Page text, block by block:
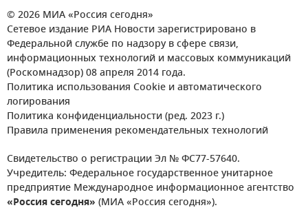
© 2026 МИА «Россия сегодня»
Сетевое издание РИА Новости зарегистрировано в
Федеральной службе по надзору в сфере связи,
информационных технологий и массовых коммуникаций
(Роскомнадзор) 08 апреля 2014 года.
Политика использования Cookie и автоматического
логирования
Политика конфиденциальности (ред. 2023 г.)
Правила применения рекомендательных технологий
Свидетельство о регистрации Эл № ФС77-57640.
Учредитель: Федеральное государственное унитарное
предприятие Международное информационное агентство
«Россия сегодня» (МИА «Россия сегодня»).